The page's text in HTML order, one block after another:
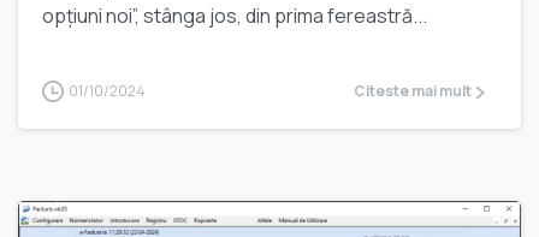
opțiuni noi”, stânga jos, din prima fereastră...
01/10/2024 Citeste mai mult